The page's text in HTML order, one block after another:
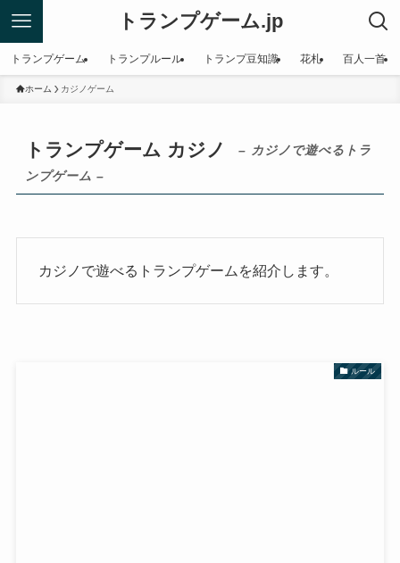
トランプゲーム.jp
トランプゲーム トランプルール トランプ豆知識 花札 百人一首
ホーム カジノゲーム
トランプゲーム カジノ
– カジノで遊べるトラ
ンプゲーム –
カジノで遊べるトランプゲームを紹介します。
ルール